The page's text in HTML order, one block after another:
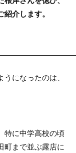
介します。
になったのは、
特に中学高校の頃
町まで並ぶ露店に